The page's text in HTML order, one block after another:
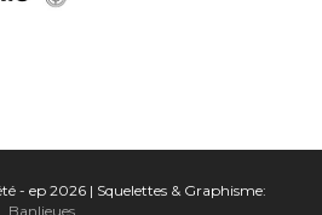
- ep 2026 | Squelettes & Graphisme:
Banlieues